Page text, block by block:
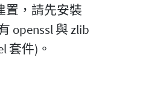
置，請先安裝
openssl 與 zlib
套件)。